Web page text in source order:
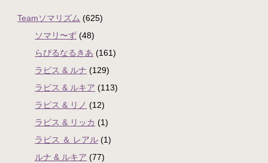
Teamソマリズム (625)
ソマリ〜ず (48)
らぴるなるきあ (161)
ラピス & ルナ (129)
ラピス & ルキア (113)
ラピス & リノ (12)
ラピス & リッカ (1)
ラピス ＆ レアル (1)
ルナ & ルキア (77)